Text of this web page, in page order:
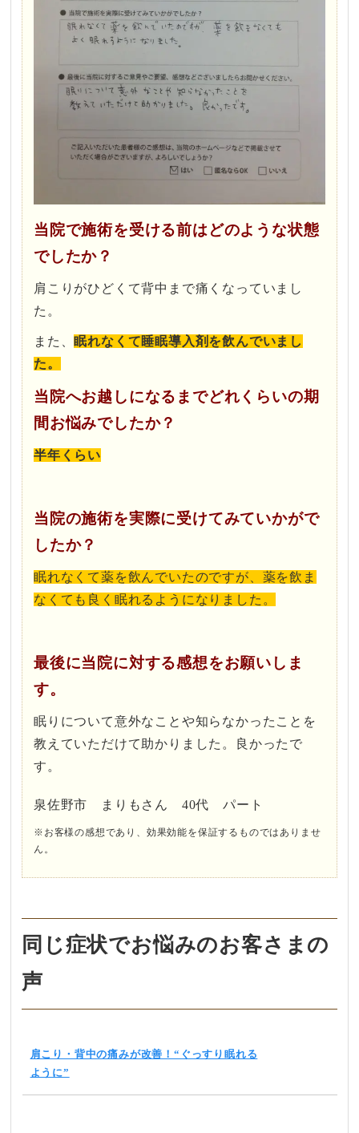
当院で施術を受ける前はどのような状態
でしたか？
肩こりがひどくて背中まで痛くなっていまし
た。
また、眠れなくて睡眠導入剤を飲んでいまし
た。
当院へお越しになるまでどれくらいの期
間お悩みでしたか？
半年くらい
当院の施術を実際に受けてみていかがで
したか？
眠れなくて薬を飲んでいたのですが、薬を飲ま
なくても良く眠れるようになりました。
最後に当院に対する感想をお願いしま
す。
眠りについて意外なことや知らなかったことを
教えていただけて助かりました。良かったで
す。
泉佐野市 まりもさん 40代 パート
※お客様の感想であり、効果効能を保証するものではありませ
ん。
同じ症状でお悩みのお客さまの
声
肩こり・背中の痛みが改善！“ぐっすり眠れる
ように”